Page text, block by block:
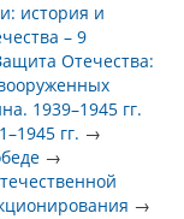
история и
– 9
Отечества:
1939–1945 гг.
гг. →
→
→